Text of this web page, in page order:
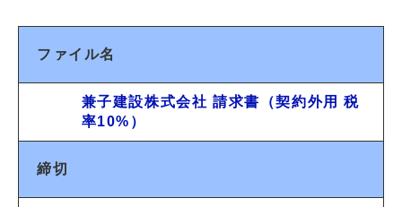
ファイル名
兼子建設株式会社 請求書（契約外用 税
率10%）
締切